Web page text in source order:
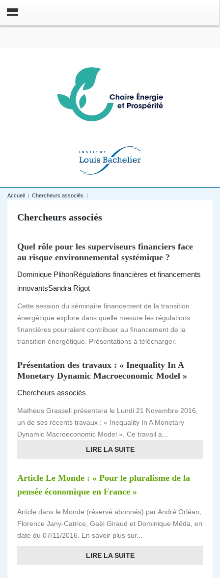
Accueil | Chercheurs associés |
Chercheurs associés
Quel rôle pour les superviseurs financiers face
au risque environnemental systémique ?
Dominique PlihonRégulations financières et financements
innovantsSandra Rigot
Cette session du séminaire financement de la transition
énergétique explore dans quelle mesure les régulations
financières pourraient contribuer au financement de la
transition énergétique. Présentations à télécharger.
Présentation des travaux : « Inequality In A
Monetary Dynamic Macroeconomic Model »
Chercheurs associés
Matheus Grasseli présentera le Lundi 21 Novembre 2016,
un de ses récents travaux : « Inequality In A Monetary
Dynamic Macroeconomic Model ». Ce travail a...
LIRE LA SUITE
Article Le Monde : « Pour le pluralisme de la
pensée économique en France »
Article dans le Monde (réservé abonnés) par André Orléan,
Florence Jany-Catrice, Gaël Giraud et Dominique Méda, en
date du 07/11/2016. En savoir plus sur...
LIRE LA SUITE